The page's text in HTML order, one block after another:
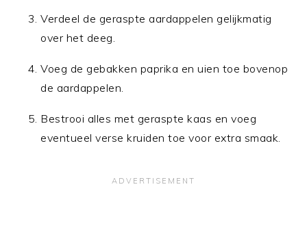
Verdeel de geraspte aardappelen gelijkmatig
over het deeg.
Voeg de gebakken paprika en uien toe bovenop
de aardappelen.
Bestrooi alles met geraspte kaas en voeg
eventueel verse kruiden toe voor extra smaak.